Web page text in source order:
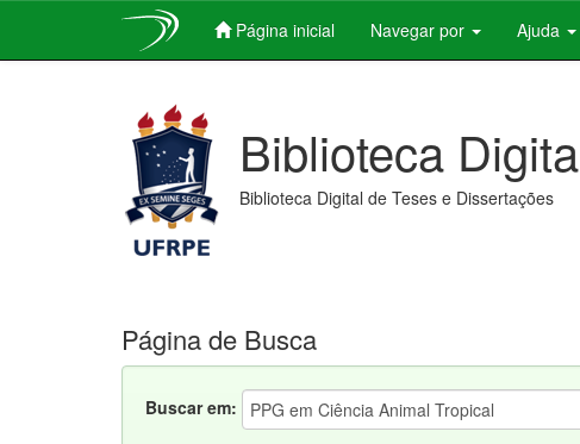
Página inicial Navegar por Ajuda
Biblioteca
Biblioteca Digital de Teses e Dissertações
Página de Busca
Buscar em: